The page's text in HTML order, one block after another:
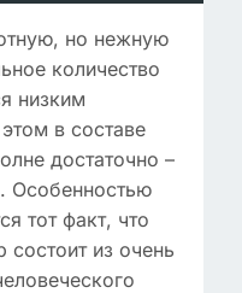
но нежную
количество
низким
в составе
достаточно –
Особенностью
тот факт, что
из очень